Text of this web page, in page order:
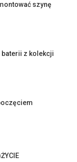
szynę
baterii z kolekcji